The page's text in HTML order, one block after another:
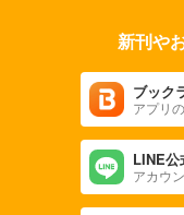
新刊や
ブック
アプリ
LINE公
アカウ